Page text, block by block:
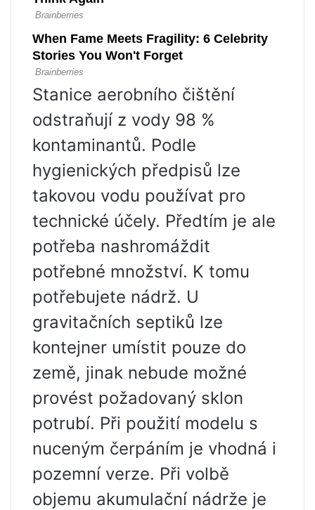
Stanice aerobního čištění
odstraňují z vody 98 %
kontaminantů. Podle
hygienických předpisů lze
takovou vodu používat pro
technické účely. Předtím je ale
potřeba nashromáždit
potřebné množství. K tomu
potřebujete nádrž. U
gravitačních septiků lze
kontejner umístit pouze do
země, jinak nebude možné
provést požadovaný sklon
potrubí. Při použití modelu s
nuceným čerpáním je vhodná i
pozemní verze. Při volbě
objemu akumulační nádrže je